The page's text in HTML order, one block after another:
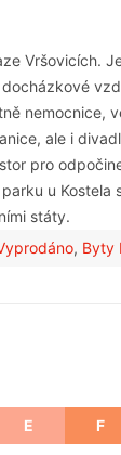
Vršovicích.
nemocnice,
ale i
pro
u Kostela
státy.
, Byty
E F